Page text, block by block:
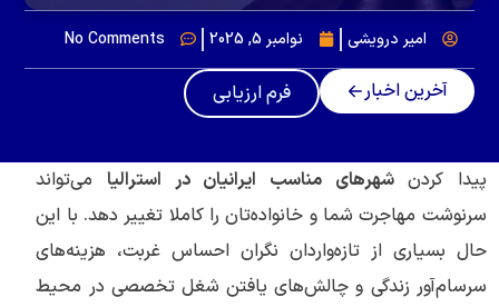
امیر درویشی نوامبر 5, 2025 No Comments
آخرین اخبار فرم ارزیابی
پیدا کردنشهرهای مناسب ایرانیان در استرالیامی‌تواند
سرنوشت مهاجرت شما و خانواده‌تان را کاملا تغییر دهد. با این
حال بسیاری از تازه‌واردان نگران احساس غربت، هزینه‌های
سرسام‌آور زندگی و چالش‌های یافتن شغل تخصصی در محیط